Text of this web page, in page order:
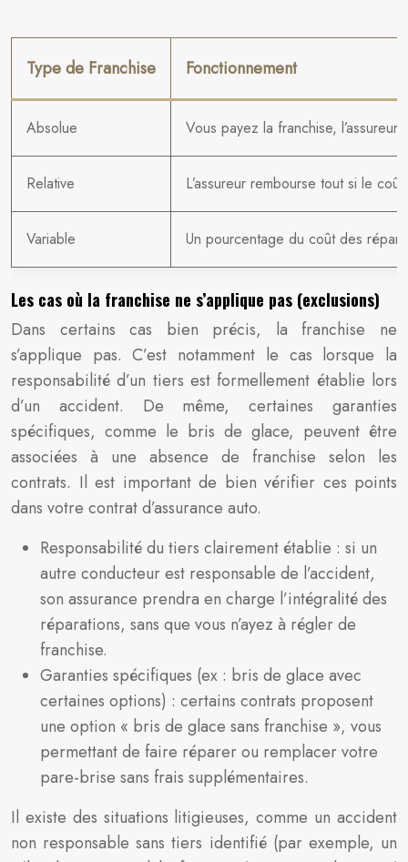
Type de Franchise Fonctionnement
Absolue Vous payez la franchise,
Relative L’assureur rembourse tout si le
Variable Un pourcentage du coût des
Les cas où la franchise ne s’applique pas (exclusions)
Dans certains cas bien précis, la franchise ne
s’applique pas. C’est notamment le cas lorsque la
responsabilité d’un tiers est formellement établie lors
d’un accident. De même, certaines garanties
spécifiques, comme le bris de glace, peuvent être
associées à une absence de franchise selon les
contrats. Il est important de bien vérifier ces points
dans votre contrat d’assurance auto.
Responsabilité du tiers clairement établie : si un
autre conducteur est responsable de l’accident,
son assurance prendra en charge l’intégralité des
réparations, sans que vous n’ayez à régler de
franchise.
Garanties spécifiques (ex : bris de glace avec
certaines options) : certains contrats proposent
une option « bris de glace sans franchise », vous
permettant de faire réparer ou remplacer votre
pare-brise sans frais supplémentaires.
Il existe des situations litigieuses, comme un accident
non responsable sans tiers identifié (par exemple, un